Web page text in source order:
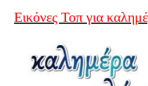
Εικόνες Τοπ για